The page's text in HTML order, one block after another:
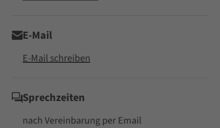
E-Mail
E-Mail schreiben
Sprechzeiten
nach Vereinbarung per Email